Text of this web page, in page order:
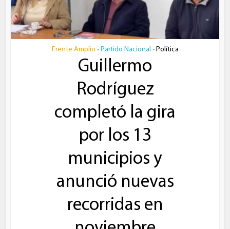
Frente Amplio • Partido Nacional • Política
Guillermo
Rodríguez
completó la gira
por los 13
municipios y
anunció nuevas
recorridas en